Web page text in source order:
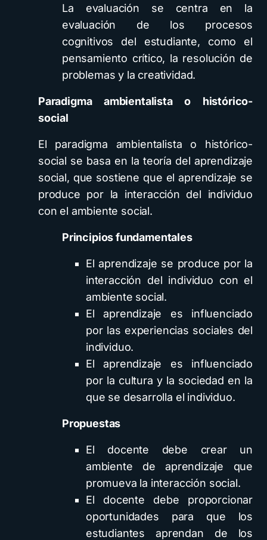
La evaluación se centra en la
evaluación de los procesos
cognitivos del estudiante, como el
pensamiento crítico, la resolución de
problemas y la creatividad.
Paradigma ambientalista o histórico-
social
El paradigma ambientalista o histórico-
social se basa en la teoría del aprendizaje
social, que sostiene que el aprendizaje se
produce por la interacción del individuo
con el ambiente social.
Principios fundamentales
El aprendizaje se produce por la
interacción del individuo con el
ambiente social.
El aprendizaje es influenciado
por las experiencias sociales del
individuo.
El aprendizaje es influenciado
por la cultura y la sociedad en la
que se desarrolla el individuo.
Propuestas
El docente debe crear un
ambiente de aprendizaje que
promueva la interacción social.
El docente debe proporcionar
oportunidades para que los
estudiantes aprendan de los